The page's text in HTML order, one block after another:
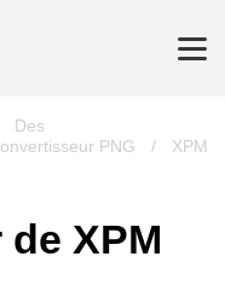
Des
PNG /
XPM
XPM